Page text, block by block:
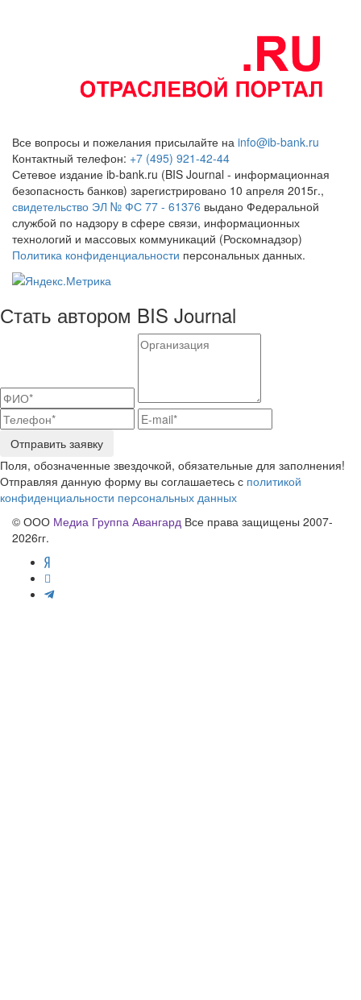
Все вопросы и пожелания присылайте на info@ib-bank.ru
Контактный телефон: +7 (495) 921-42-44
Сетевое издание ib-bank.ru (BIS Journal - информационная
безопасность банков) зарегистрировано 10 апреля 2015г.,
свидетельство ЭЛ № ФС 77 - 61376 выдано Федеральной
службой по надзору в сфере связи, информационных
технологий и массовых коммуникаций (Роскомнадзор)
Политика конфиденциальности персональных данных.
Стать автором BIS Journal
Отправить заявку
Поля, обозначенные звездочкой, обязательные для заполнения!
Отправляя данную форму вы соглашаетесь с политикой
конфиденциальности персональных данных
© ООО Медиа Группа Авангард Все права защищены 2007-
2026гг.